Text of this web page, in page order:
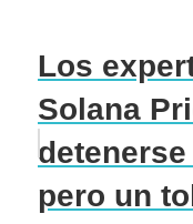
Los
Solana
pero un